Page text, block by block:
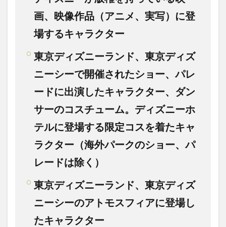
画、映像作品（アニメ、実写）に登
場するキャラクター
東京ディズニーランド、東京ディズ
ニーシーで開催されたショー、パレ
ードに出演したキャラクター、ダン
サーのコスチューム。ディズニーホ
テルに登場する限定コスを着たキャ
ラクター（海外パークのショー、パ
レードは除く）
東京ディズニーランド、東京ディズ
ニーシーのアトモスフィアに登場し
たキャラクター